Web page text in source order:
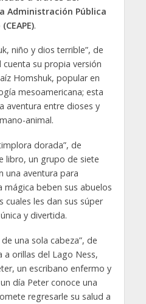
Administración Pública
.
niño y dios terrible”, de
su propia versión
Homshuk, popular en
mesoamericana; esta
aventura entre dioses y
animal.
dorada”, de
libro, un grupo de siete
una aventura para
mágica beben sus abuelos
cuales les dan sus súper
y divertida.
una sola cabeza”, de
orillas del Lago Ness,
un escribano enfermo y
día Peter conoce una
regresarle su salud a